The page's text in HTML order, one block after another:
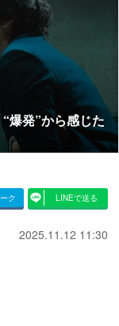
爆発”から感じた
ク LINEで送る
2025.11.12 11:30